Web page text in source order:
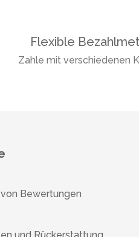
Flexible
Zahle mit verschiedenen
Bewertungen